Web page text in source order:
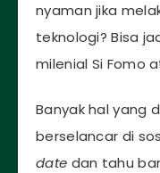
nyaman jika
teknologi? Bisa
milenial Si Fomo
Banyak hal yang
berselancar di
date dan tahu